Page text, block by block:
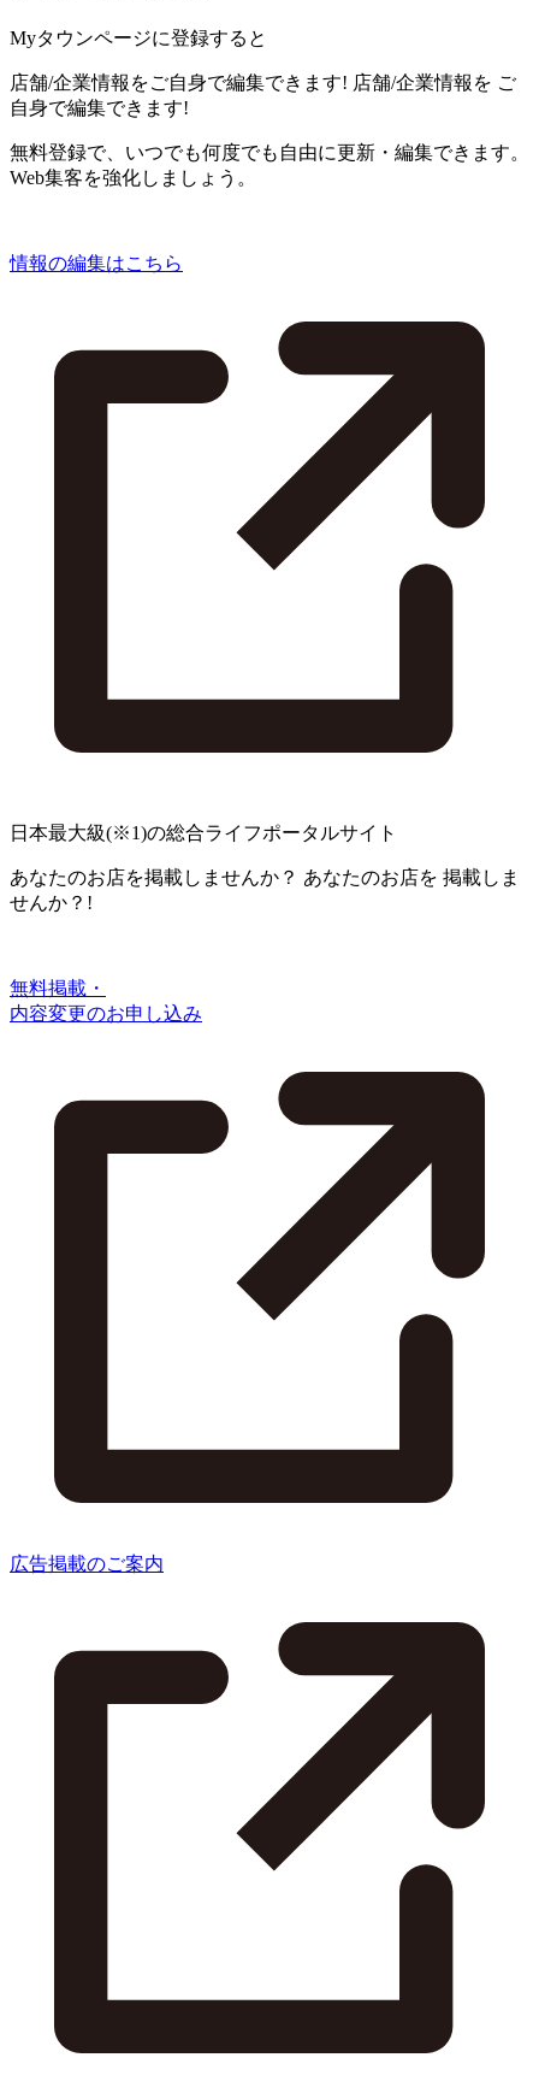
Myタウンページに登録すると
店舗/企業情報をご自身で編集できます! 店舗/企業情報を ご
自身で編集できます!
無料登録で、いつでも何度でも自由に更新・編集できます。
Web集客を強化しましょう。
情報の編集はこちら
日本最大級(※1)の総合ライフポータルサイト
あなたのお店を掲載しませんか？ あなたのお店を 掲載しま
せんか？!
無料掲載・
内容変更のお申し込み
広告掲載のご案内